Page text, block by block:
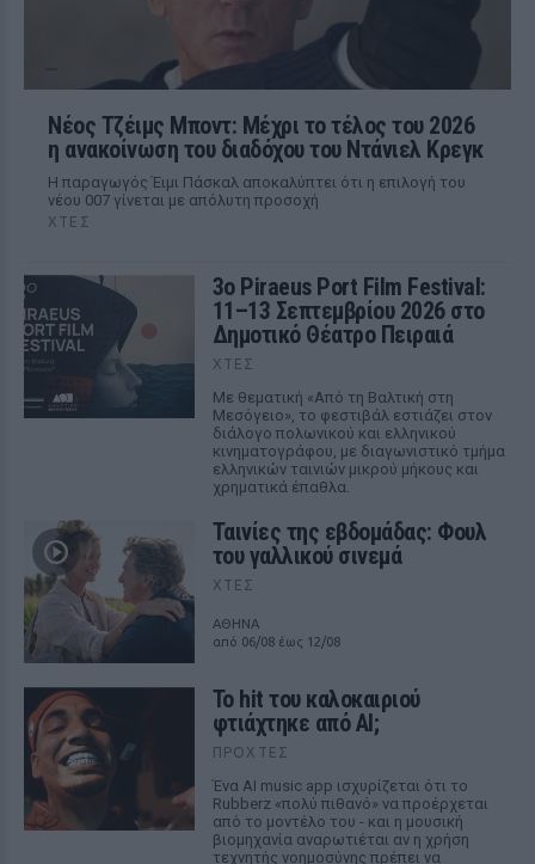
Νέος Τζέιμς Μποντ: Μέχρι το τέλος του 2026
η ανακοίνωση του διαδόχου του Ντάνιελ Κρεγκ
Η παραγωγός Έιμι Πάσκαλ αποκαλύπτει ότι η επιλογή του
νέου 007 γίνεται με απόλυτη προσοχή
ΧΤΕΣ
3ο Piraeus Port Film Festival:
11–13 Σεπτεμβρίου 2026 στο
Δημοτικό Θέατρο Πειραιά
ΧΤΕΣ
Με θεματική «Από τη Βαλτική στη
Μεσόγειο», το φεστιβάλ εστιάζει στον
διάλογο πολωνικού και ελληνικού
κινηματογράφου, με διαγωνιστικό τμήμα
ελληνικών ταινιών μικρού μήκους και
χρηματικά έπαθλα.
Ταινίες της εβδομάδας: Φουλ
του γαλλικού σινεμά
ΧΤΕΣ
ΑΘΗΝΑ
από 06/08 έως 12/08
Το hit του καλοκαιριού
φτιάχτηκε από AI;
ΠΡΟΧΤΈΣ
Ένα AI music app ισχυρίζεται ότι το
Rubberz «πολύ πιθανό» να προέρχεται
από το μοντέλο του - και η μουσική
βιομηχανία αναρωτιέται αν η χρήση
τεχνητής νοημοσύνης πρέπει να